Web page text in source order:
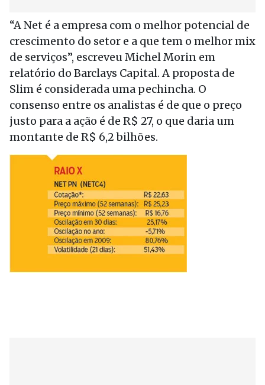
“A Net é a empresa com o melhor potencial de
crescimento do setor e a que tem o melhor mix
de serviços”, escreveu Michel Morin em
relatório do Barclays Capital. A proposta de
Slim é considerada uma pechincha. O
consenso entre os analistas é de que o preço
justo para a ação é de R$ 27, o que daria um
montante de R$ 6,2 bilhões.